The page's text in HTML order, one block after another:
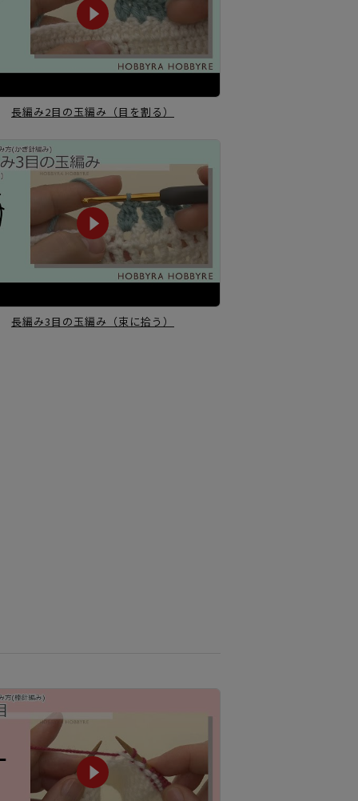
長編み2目の玉編み （目を割る）
長編み3目の玉編み （束に拾う）